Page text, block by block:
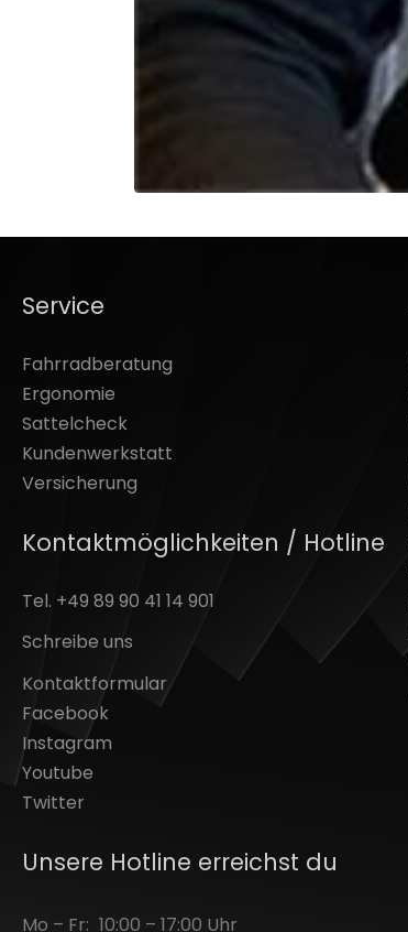
Service
Fahrradberatung
Ergonomie
Sattelcheck
Kundenwerkstatt
Versicherung
Kontaktmöglichkeiten / Hotline
Tel. +49 89 90 41 14 901
Schreibe uns
Kontaktformular
Facebook
Instagram
Youtube
Twitter
Unsere Hotline erreichst du
Mo – Fr: 10:00 – 17:00 Uhr